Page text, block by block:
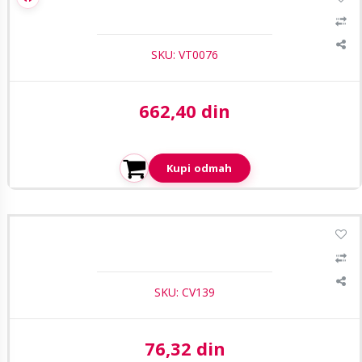
SKU: VT0076
Aktuelna cena:
662,40 din
Kupi odmah
CasView CBN-070 BNC Muski na F-type adapter (niklovana
SKU: CV139
Aktuelna cena:
76,32 din